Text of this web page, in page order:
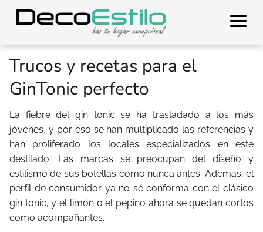
Trucos y recetas para el
GinTonic perfecto
La fiebre del gin tonic se ha trasladado a los más
jóvenes, y por eso se han multiplicado las referencias y
han proliferado los locales especializados en este
destilado. Las marcas se preocupan del diseño y
estilismo de sus botellas como nunca antes. Además, el
perfil de consumidor ya no sé conforma con el clásico
gin tonic, y el limón o el pepino ahora se quedan cortos
como acompañantes.